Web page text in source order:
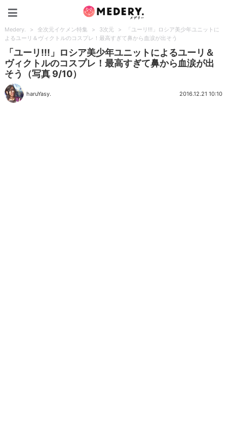
Medery. > 全次元イケメン特集 > 3次元 >
「ユーリ!!!」ロシア美少年ユニットに
よるユーリ＆ヴィクトルのコスプレ！最高すぎて鼻から血涙が出そう
「ユーリ!!!」ロシア美少年ユニットによるユーリ＆
ヴィクトルのコスプレ！最高すぎて鼻から血涙が出
そう（写真 9/10）
haruYasy. 2016.12.21 10:10